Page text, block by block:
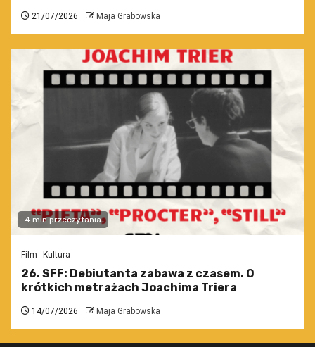
21/07/2026 Maja Grabowska
4 min przeczytania
Film Kultura
26. SFF: Debiutanta zabawa z czasem. O
krótkich metrażach Joachima Triera
14/07/2026 Maja Grabowska